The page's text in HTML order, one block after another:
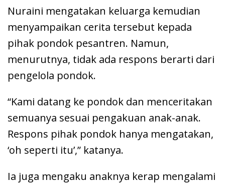
Nuraini mengatakan keluarga kemudian
menyampaikan cerita tersebut kepada
pihak pondok pesantren. Namun,
menurutnya, tidak ada respons berarti dari
pengelola pondok.
“Kami datang ke pondok dan menceritakan
semuanya sesuai pengakuan anak-anak.
Respons pihak pondok hanya mengatakan,
‘oh seperti itu’,” katanya.
Ia juga mengaku anaknya kerap mengalami